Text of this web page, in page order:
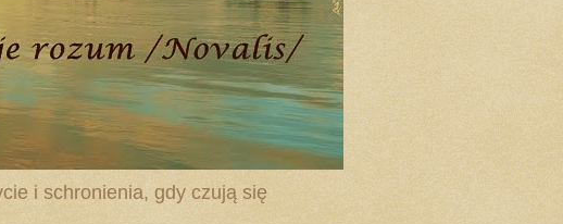
i schronienia, gdy czują się